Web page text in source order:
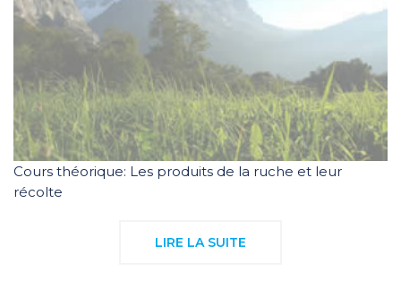
Cours théorique: Les produits de la ruche et leur
récolte
LIRE LA SUITE